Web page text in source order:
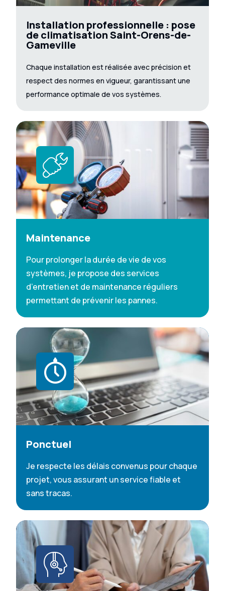
Installation professionnelle : pose
de climatisation Saint-Orens-de-
Gameville
Chaque installation est réalisée avec précision et
respect des normes en vigueur, garantissant une
performance optimale de vos systèmes.
Maintenance
Pour prolonger la durée de vie de vos
systèmes, je propose des services
d’entretien et de maintenance réguliers
permettant de prévenir les pannes.
Ponctuel
Je respecte les délais convenus pour chaque
projet, vous assurant un service fiable et
sans tracas.